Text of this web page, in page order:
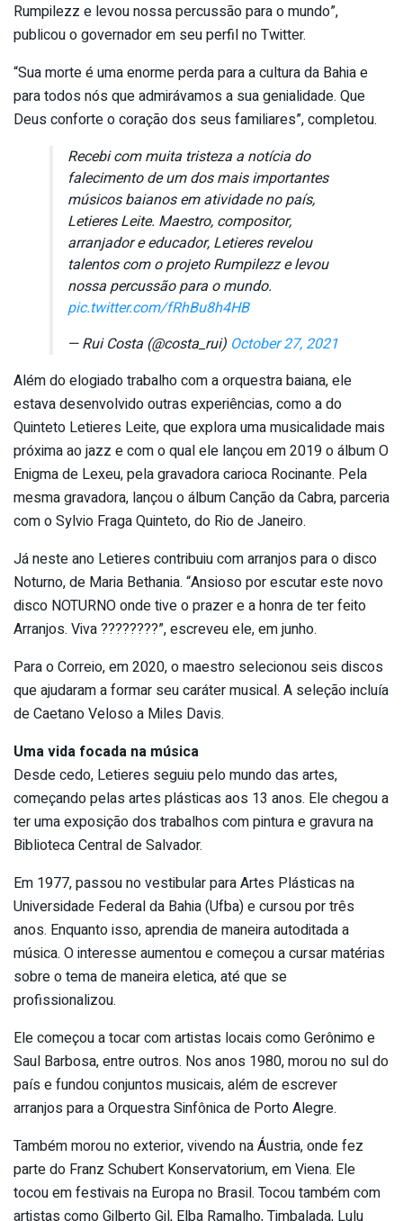
Rumpilezz e levou nossa percussão para o mundo”,
publicou o governador em seu perfil no Twitter.
“Sua morte é uma enorme perda para a cultura da Bahia e
para todos nós que admirávamos a sua genialidade. Que
Deus conforte o coração dos seus familiares”, completou.
Recebi com muita tristeza a notícia do
falecimento de um dos mais importantes
músicos baianos em atividade no país,
Letieres Leite. Maestro, compositor,
arranjador e educador, Letieres revelou
talentos com o projeto Rumpilezz e levou
nossa percussão para o mundo.
pic.twitter.com/fRhBu8h4HB
— Rui Costa (@costa_rui) October 27, 2021
Além do elogiado trabalho com a orquestra baiana, ele
estava desenvolvido outras experiências, como a do
Quinteto Letieres Leite, que explora uma musicalidade mais
próxima ao jazz e com o qual ele lançou em 2019 o álbum O
Enigma de Lexeu, pela gravadora carioca Rocinante. Pela
mesma gravadora, lançou o álbum Canção da Cabra, parceria
com o Sylvio Fraga Quinteto, do Rio de Janeiro.
Já neste ano Letieres contribuiu com arranjos para o disco
Noturno, de Maria Bethania. “Ansioso por escutar este novo
disco NOTURNO onde tive o prazer e a honra de ter feito
Arranjos. Viva ????????”, escreveu ele, em junho.
Para o Correio, em 2020, o maestro selecionou seis discos
que ajudaram a formar seu caráter musical. A seleção incluía
de Caetano Veloso a Miles Davis.
Uma vida focada na música
Desde cedo, Letieres seguiu pelo mundo das artes,
começando pelas artes plásticas aos 13 anos. Ele chegou a
ter uma exposição dos trabalhos com pintura e gravura na
Biblioteca Central de Salvador.
Em 1977, passou no vestibular para Artes Plásticas na
Universidade Federal da Bahia (Ufba) e cursou por três
anos. Enquanto isso, aprendia de maneira autoditada a
música. O interesse aumentou e começou a cursar matérias
sobre o tema de maneira eletica, até que se
profissionalizou.
Ele começou a tocar com artistas locais como Gerônimo e
Saul Barbosa, entre outros. Nos anos 1980, morou no sul do
país e fundou conjuntos musicais, além de escrever
arranjos para a Orquestra Sinfônica de Porto Alegre.
Também morou no exterior, vivendo na Áustria, onde fez
parte do Franz Schubert Konservatorium, em Viena. Ele
tocou em festivais na Europa no Brasil. Tocou também com
artistas como Gilberto Gil, Elba Ramalho, Timbalada, Lulu